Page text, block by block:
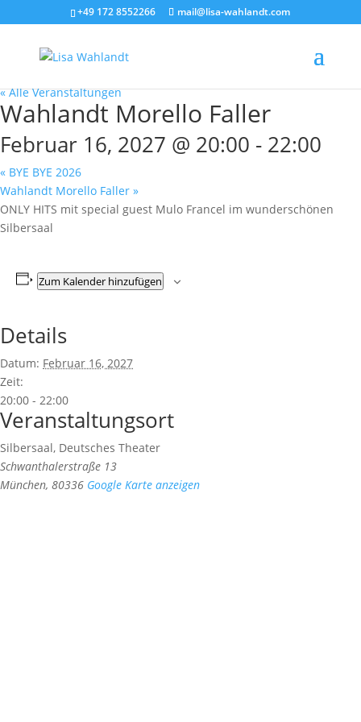
+49 172 8552266 mail@lisa-wahlandt.com
« Alle Veranstaltungen
Wahlandt Morello Faller
Februar 16, 2027 @ 20:00 - 22:00
« BYE BYE 2026
Wahlandt Morello Faller »
ONLY HITS mit special guest Mulo Francel im wunderschönen
Silbersaal
Zum Kalender hinzufügen
Details
Datum: Februar 16, 2027
Zeit:
20:00 - 22:00
Veranstaltungsort
Silbersaal, Deutsches Theater
Schwanthalerstraße 13
München, 80336 Google Karte anzeigen